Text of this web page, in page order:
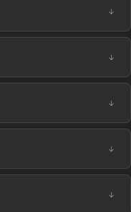
↓
↓
↓
↓
↓